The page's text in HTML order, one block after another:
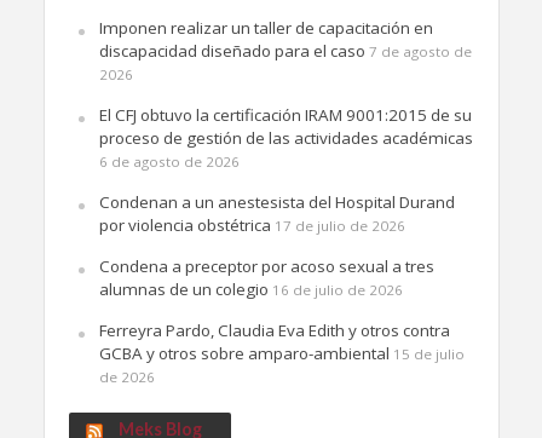
Imponen realizar un taller de capacitación en
discapacidad diseñado para el caso 7 de agosto de
2026
El CFJ obtuvo la certificación IRAM 9001:2015 de su
proceso de gestión de las actividades académicas
6 de agosto de 2026
Condenan a un anestesista del Hospital Durand
por violencia obstétrica 17 de julio de 2026
Condena a preceptor por acoso sexual a tres
alumnas de un colegio 16 de julio de 2026
Ferreyra Pardo, Claudia Eva Edith y otros contra
GCBA y otros sobre amparo-ambiental 15 de julio
de 2026
Meks Blog